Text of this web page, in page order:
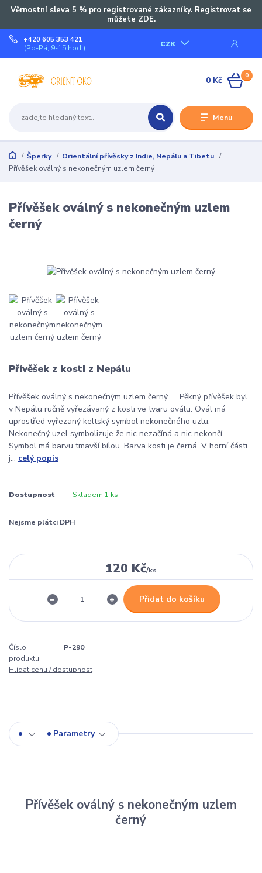
Věrnostní sleva 5 % pro registrované zákazníky. Registrovat se
můžete ZDE.
Menu
CZK
+420 605 353 421
(Po-Pá, 9-15 hod.)
0
0 Kč
Šperky
Orientální přívěsky z Indie, Nepálu a Tibetu
Přívěšek oválný s nekonečným uzlem černý
Přívěšek oválný s nekonečným uzlem
černý
Přívěšek z kosti z Nepálu
Přívěšek oválný s nekonečným uzlem černý Pěkný přívěšek byl
v Nepálu ručně vyřezávaný z kosti ve tvaru oválu. Ovál má
uprostřed vyřezaný keltský symbol nekonečného uzlu.
Nekonečný uzel symbolizuje že nic nezačíná a nic nekončí.
Symbol má barvu tmavší bílou. Barva kosti je černá. V horní části
j... celý popis
Dostupnost Skladem 1 ks
Nejsme plátci DPH
120 Kč/ks
Přidat do košíku
Číslo
produktu:
P-290
Hlídat cenu / dostupnost
Parametry
Přívěšek oválný s nekonečným uzlem
černý